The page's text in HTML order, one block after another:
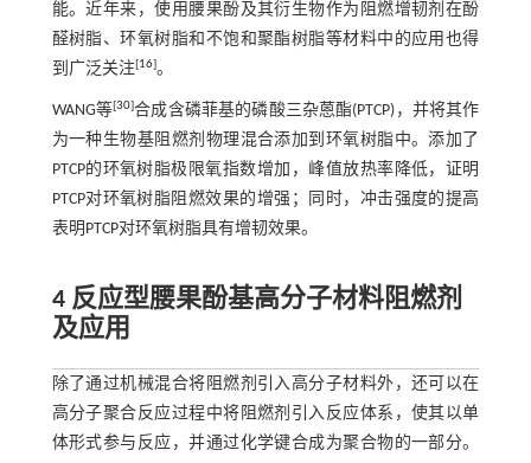
能。近年来，使用腰果酚及其衍生物作为阻燃增韧剂在酚
醛树脂、环氧树脂和不饱和聚酯树脂等材料中的应用也得
到广泛关注[16]。
WANG等[30]合成含磷菲基的磷酸三杂蒽酯(PTCP)，并将其作
为一种生物基阻燃剂物理混合添加到环氧树脂中。添加了
PTCP的环氧树脂极限氧指数增加，峰值放热率降低，证明
PTCP对环氧树脂阻燃效果的增强；同时，冲击强度的提高
表明PTCP对环氧树脂具有增韧效果。
4 反应型腰果酚基高分子材料阻燃剂
及应用
除了通过机械混合将阻燃剂引入高分子材料外，还可以在
高分子聚合反应过程中将阻燃剂引入反应体系，使其以单
体形式参与反应，并通过化学键合成为聚合物的一部分。